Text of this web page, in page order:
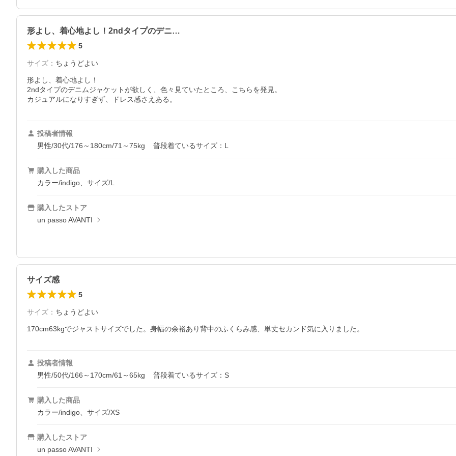
形よし、着心地よし！2ndタイプのデニ…
5
サイズ ： ちょうどよい
形よし、着心地よし！
2ndタイプのデニムジャケットが欲しく、色々見ていたところ、こちらを発見。
カジュアルになりすぎず、ドレス感さえある。
投稿者情報
男性/30代/176～180cm/71～75kg
普段着ているサイズ：L
購入した商品
カラー/indigo、サイズ/L
購入したストア
un passo AVANTI
サイズ感
5
サイズ ： ちょうどよい
170cm63kgでジャストサイズでした。身幅の余裕あり背中のふくらみ感、単丈セカンド気に入りました。
投稿者情報
男性/50代/166～170cm/61～65kg
普段着ているサイズ：S
購入した商品
カラー/indigo、サイズ/XS
購入したストア
un passo AVANTI